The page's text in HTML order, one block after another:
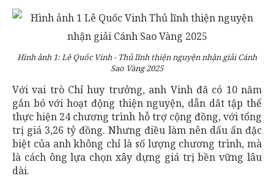
Hình ảnh 1: Lê Quốc Vinh - Thủ lĩnh thiện nguyện nhận giải Cánh
Sao Vàng 2025
Với vai trò Chỉ huy trưởng, anh Vinh đã có 10 năm
gắn bó với hoạt động thiện nguyện, dẫn dắt tập thể
thực hiện 24 chương trình hỗ trợ cộng đồng, với tổng
trị giá 3,26 tỷ đồng. Nhưng điều làm nên dấu ấn đặc
biệt của anh không chỉ là số lượng chương trình, mà
là cách ông lựa chọn xây dựng giá trị bền vững lâu
dài.